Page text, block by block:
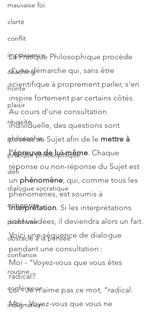
mauvaise foi
clarté
conflit
impuissance
coaching
honte
plaisir
réussite
philosophie
pratique philosophique
défi
dialogue socratique
entreprise
problème
obstacle à la pensée
confiance
routine
conférence
indignation
La Pratique Philosophique procède
d'une démarche qui, sans être
scientifique à proprement parler, s'en
inspire fortement par certains côtés.
Au cours d'une consultation
individuelle, des questions sont
posées au Sujet afin de le mettre à
l'épreuve de lui-même. Chaque
réponse ou non-réponse du Sujet est
un phénomène, qui, comme tous les
phénomènes, est soumis à
interprétation. Si les interprétations
sont validées, il deviendra alors un fait.
Voici une séquence de dialogue
pendant une consultation :
Moi - "Voyez-vous que vous êtes
radical?
Lui - Je n'aime pas ce mot, “radical.
Moi - Voyez-vous que vous ne